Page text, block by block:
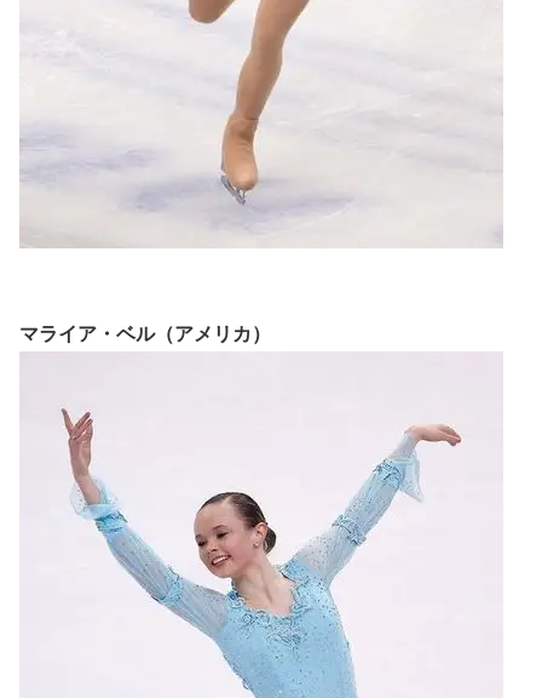
マライア・ベル（アメリカ）